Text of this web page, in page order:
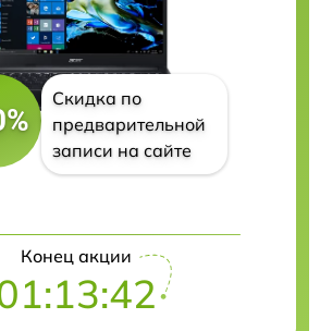
Скидка по
предварительной
записи на сайте
Конец акции